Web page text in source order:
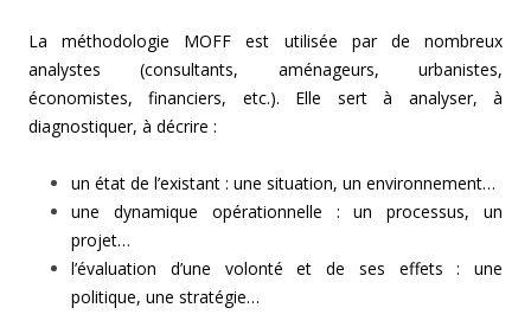
La méthodologie MOFF est utilisée par de nombreux
analystes (consultants, aménageurs, urbanistes,
économistes, financiers, etc.). Elle sert à analyser, à
diagnostiquer, à décrire :
un état de l’existant : une situation, un environnement…
une dynamique opérationnelle : un processus, un
projet…
l’évaluation d’une volonté et de ses effets : une
politique, une stratégie…